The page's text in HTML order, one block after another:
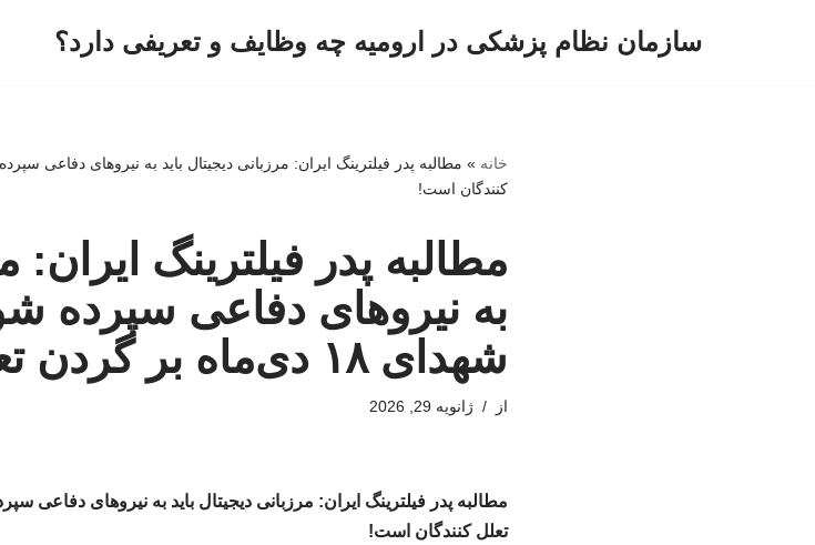
سازمان نظام پزشکی در ارومیه چه وظایف و تعریفی دارد؟
خانه »
کنندگان است!
مطالبه پدر فیلترینگ ایران:
به نیروهای دفاعی سپرده
شهدای ۱۸ دی‌ماه بر گردن تعلل کنندگان است!
از ژانویه 29, 2026
تعلل کنندگان است!